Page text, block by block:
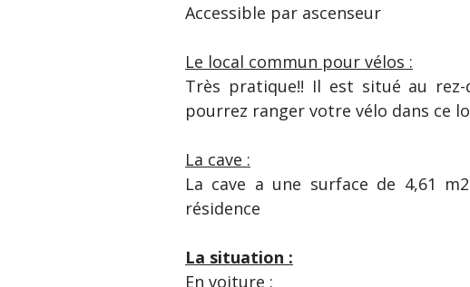
Accessible par ascenseur
Le local commun pour vélos :
Très pratique!! Il est situé au rez-
pourrez ranger votre vélo dans ce
La cave :
La cave a une surface de 4,61
résidence
La situation :
En voiture :